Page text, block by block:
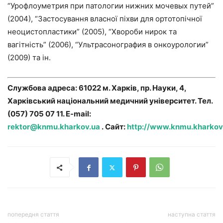
“Урофлоуметрия при патологии нижних мочевых путей”
(2004), “Застосування власної піхви для ортотопічної
неоцистопластики” (2005), “Хвороби нирок та
вагітність” (2006), “Ультрасонография в онкоурологии”
(2009) та ін.
Службова адреса: 61022 м. Харків, пр. Науки, 4,
Харківський національний медичний університет. Тел.
(057) 705 07 11. E-mail:
rektor@knmu.kharkov.ua . Сайт: http://
попередня стаття наступна стаття